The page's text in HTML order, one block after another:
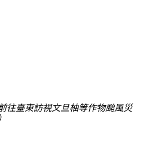
臺東訪視文旦柚等作物颱風災